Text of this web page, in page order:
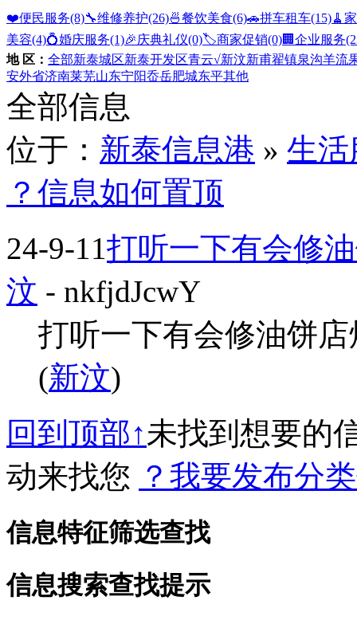
❤️便民服务(8)🔧维修养护(26)🍜餐饮美食(6)🚗拼车租车(15)🧹
美容(4)💍婚庆服务(1)🎉庆典礼仪(0)🏷️商家促销(0)🏢企业服务
地 区： 全部新泰城区新泰开发区青云√新汶新甫翟镇泉沟羊流
安外省济南莱芜山东宁阳岙岳肥城东平其他
全部信息
位于： 新泰信息港 » 生活
？信息如何置顶
24-9-11打听一下有会修
汶 - nkfjdJcwY
打听一下有会修油饼
(新汶)
回到顶部↑未找到想要的
动来找您 ？我要发布分
信息特征筛选查找
信息搜索查找提示